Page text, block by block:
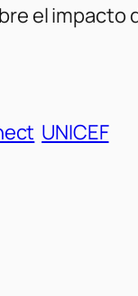
el impacto
UNICEF